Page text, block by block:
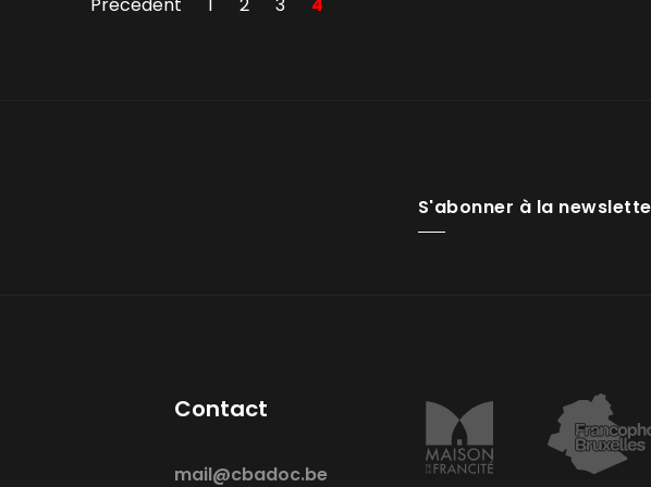
Précédent 1 2 3 4
S'abonner à la
Contact
mail@cbadoc.be